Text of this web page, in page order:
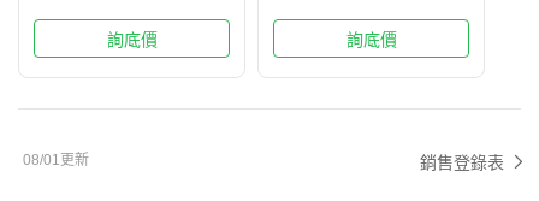
詢底價 詢底價
08/01更新 銷售登錄表